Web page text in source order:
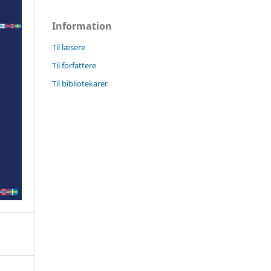
Information
Til læsere
Til forfattere
Til bibliotekarer